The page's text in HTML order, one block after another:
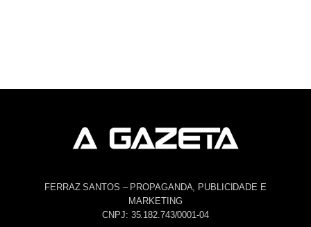
FERRAZ SANTOS – PROPAGANDA, PUBLICIDADE E
MARKETING
CNPJ: 35.182.743/0001-04